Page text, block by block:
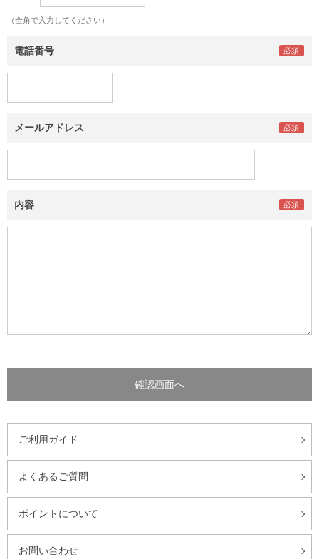
（全角で入力してください）
電話番号
メールアドレス
内容
ご利用ガイド
よくあるご質問
ポイントについて
お問い合わせ